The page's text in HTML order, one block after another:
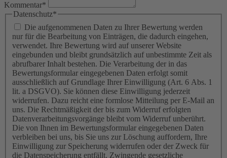
Kommentar*
Datenschutz*
Die aufgenommenen Daten zu Ihrer Bewertung werden
nur für die Bearbeitung von Einträgen, die dadurch eingehen,
verwendet. Ihre Bewertung wird auf unserer Website
eingebunden und bleibt grundsätzlich auf unbestimmte Zeit als
abrufbarer Inhalt bestehen. Die Verarbeitung der in das
Bewertungsformular eingegebenen Daten erfolgt somit
ausschließlich auf Grundlage Ihrer Einwilligung (Art. 6 Abs. 1
lit. a DSGVO). Sie können diese Einwilligung jederzeit
widerrufen. Dazu reicht eine formlose Mitteilung per E-Mail an
uns. Die Rechtmäßigkeit der bis zum Widerruf erfolgten
Datenverarbeitungsvorgänge bleibt vom Widerruf unberührt.
Die von Ihnen im Bewertungsformular eingegebenen Daten
verbleiben bei uns, bis Sie uns zur Löschung auffordern, Ihre
Einwilligung zur Speicherung widerrufen oder der Zweck für
die Datenspeicherung entfällt. Zwingende gesetzliche